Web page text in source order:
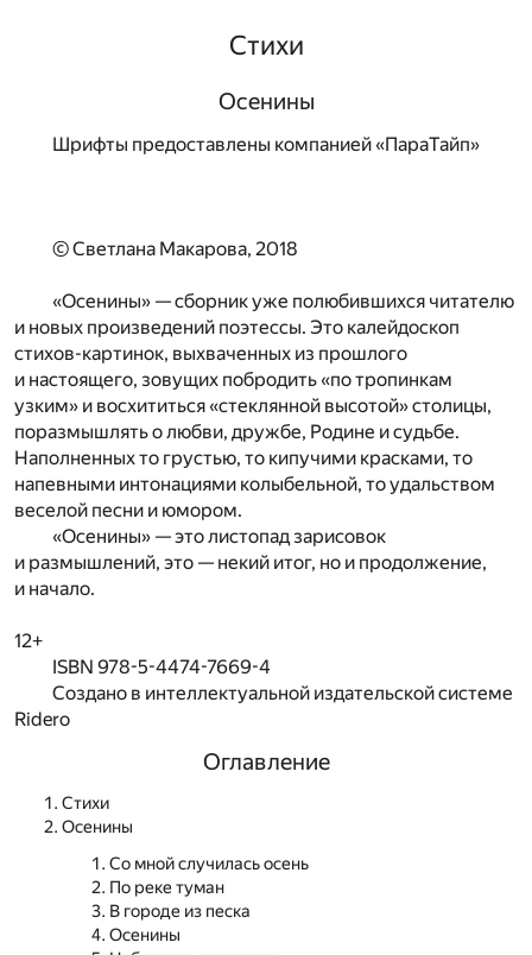
Стихи
Осенины
Шрифты предоставлены компанией «ПараТайп»
© Светлана Макарова, 2018
«Осенины» — сборник уже полюбившихся читателю
и новых произведений поэтессы. Это калейдоскоп
стихов-картинок, выхваченных из прошлого
и настоящего, зовущих побродить «по тропинкам
узким» и восхититься «стеклянной высотой» столицы,
поразмышлять о любви, дружбе, Родине и судьбе.
Наполненных то грустью, то кипучими красками, то
напевными интонациями колыбельной, то удальством
веселой песни и юмором.
«Осенины» — это листопад зарисовок
и размышлений, это — некий итог, но и продолжение,
и начало.
12+
ISBN 978-5-4474-7669-4
Создано в интеллектуальной издательской системе
Ridero
Оглавление
Стихи
Осенины
Со мной случилась осень
По реке туман
В городе из песка
Осенины